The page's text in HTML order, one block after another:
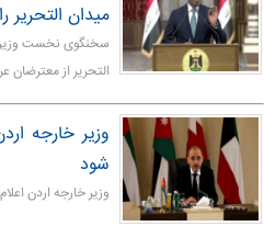
میدان التحریر
سخنگوی نخست وزیر
التحریر از معترضان
وزیر خارجه
شود
وزیر خارجه اردن